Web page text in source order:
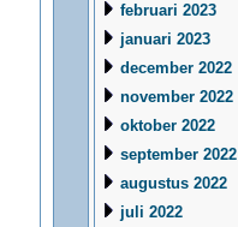
februari 2023
januari 2023
december 2022
november 2022
oktober 2022
september 2022
augustus 2022
juli 2022